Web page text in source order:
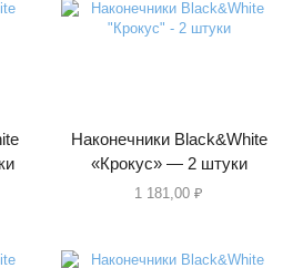
Наконечники Black&White
«Крокус» — 2 штуки
1 181,00 ₽